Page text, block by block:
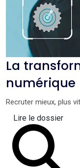
La
numérique
Recruter mieux, plus
Lire le dossier